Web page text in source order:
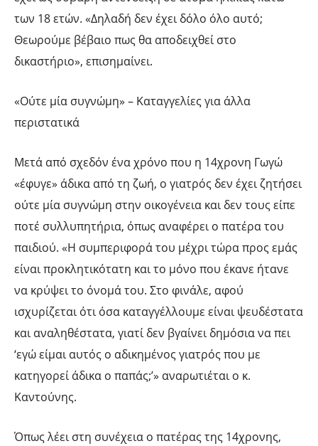
των 18 ετών. «Δηλαδή δεν έχει δόλο όλο αυτό;
Θεωρούμε βέβαιο πως θα αποδειχθεί στο
δικαστήριο», επισημαίνει.
«Ούτε μία συγνώμη» – Καταγγελίες για άλλα
περιστατικά
Μετά από σχεδόν ένα χρόνο που η 14χρονη Γωγώ
«έφυγε» άδικα από τη ζωή, ο γιατρός δεν έχει ζητήσει
ούτε μία συγνώμη στην οικογένεια και δεν τους είπε
ποτέ συλλυπητήρια, όπως αναφέρει ο πατέρα του
παιδιού. «Η συμπεριφορά του μέχρι τώρα προς εμάς
είναι προκλητικότατη και το μόνο που έκανε ήτανε
να κρύψει το όνομά του. Στο φινάλε, αφού
ισχυρίζεται ότι όσα καταγγέλλουμε είναι ψευδέστατα
και αναληθέστατα, γιατί δεν βγαίνει δημόσια να πει
‘εγώ είμαι αυτός ο αδικημένος γιατρός που με
κατηγορεί άδικα ο παπάς;’» αναρωτιέται ο κ.
Καντούνης.
Όπως λέει στη συνέχεια ο πατέρας της 14χρονης,